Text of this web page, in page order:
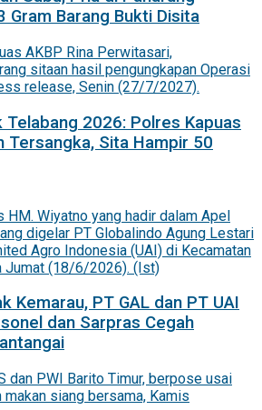
Gram Barang Bukti Disita
Telabang 2026: Polres Kapuas
Tersangka, Sita Hampir 50
Kemarau, PT GAL dan PT UAI
dan Sarpras Cegah